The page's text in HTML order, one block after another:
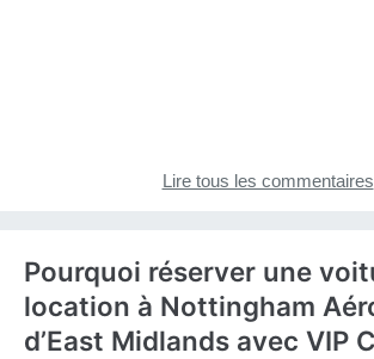
Lire tous les commentaires
Pourquoi réserver une
location à Nottingham
d’East Midlands avec VIP